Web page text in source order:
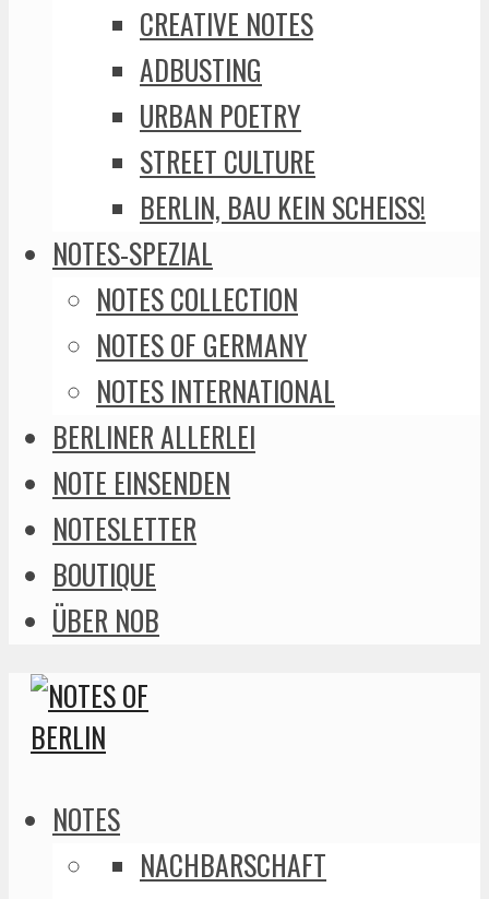
CREATIVE NOTES
ADBUSTING
URBAN POETRY
STREET CULTURE
BERLIN, BAU KEIN SCHEISS!
NOTES-SPEZIAL
NOTES COLLECTION
NOTES OF GERMANY
NOTES INTERNATIONAL
BERLINER ALLERLEI
NOTE EINSENDEN
NOTESLETTER
BOUTIQUE
ÜBER NOB
NOTES
NACHBARSCHAFT